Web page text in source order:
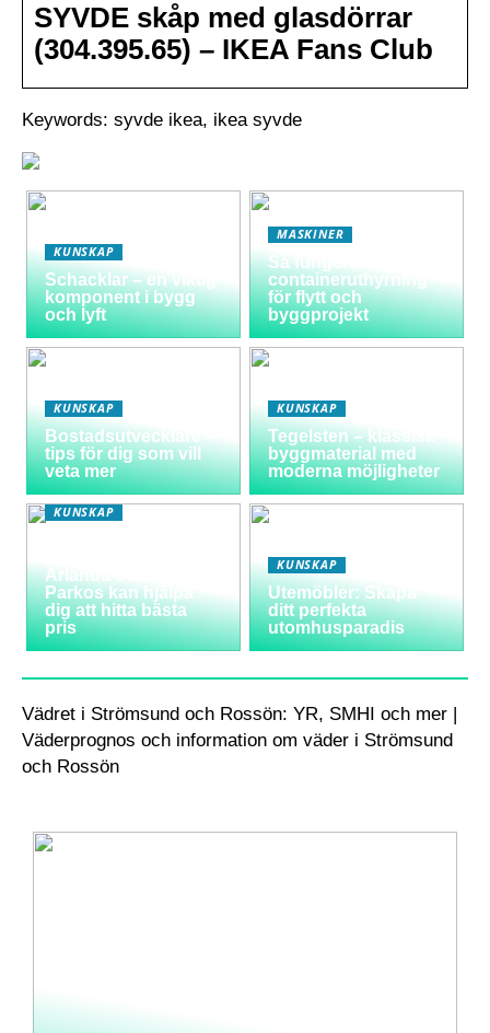
SYVDE skåp med glasdörrar
(304.395.65) – IKEA Fans Club
Keywords: syvde ikea, ikea syvde
KUNSKAP
Schacklar – en viktig
komponent i bygg
och lyft
MASKINER
Så fungerar
containeruthyrning
för flytt och
byggprojekt
KUNSKAP
Bostadsutvecklare –
tips för dig som vill
veta mer
KUNSKAP
Tegelsten – klassisk
byggmaterial med
moderna möjligheter
KUNSKAP
Arlanda och hur
Parkos kan hjälpa
dig att hitta bästa
pris
KUNSKAP
Utemöbler: Skapa
ditt perfekta
utomhusparadis
Vädret i Strömsund och Rossön: YR, SMHI och mer |
Väderprognos och information om väder i Strömsund
och Rossön